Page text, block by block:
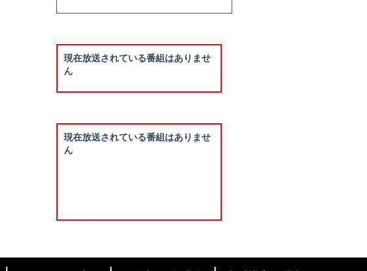
現在放送されている番組はありませ
ん
現在放送されている番組はありませ
ん